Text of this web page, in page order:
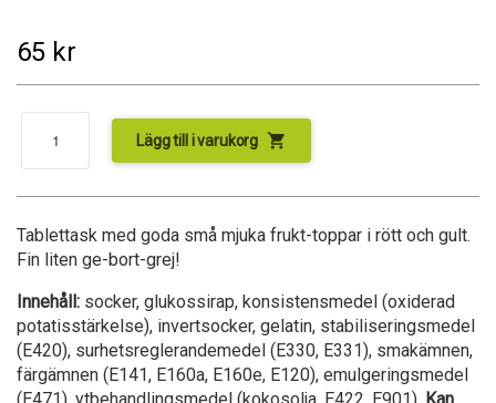
65 kr
Lägg till i varukorg shopping_cart
Tablettask med goda små mjuka frukt-toppar i rött och gult.
Fin liten ge-bort-grej!
Innehåll: socker, glukossirap, konsistensmedel (oxiderad
potatisstärkelse), invertsocker, gelatin, stabiliseringsmedel
(E420), surhetsreglerandemedel (E330, E331), smakämnen,
färgämnen (E141, E160a, E160e, E120), emulgeringsmedel